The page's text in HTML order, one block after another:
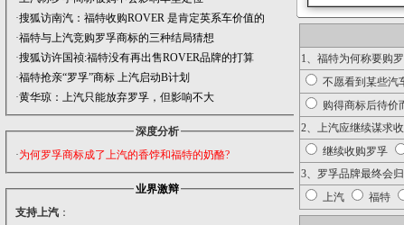
·搜狐访南汽：福特收购ROVER 是肯定英系车价值的
·福特与上汽竞购罗孚商标的三种结局猜想
·搜狐访许国祯:福特没有再出售ROVER品牌的打算
·福特抢亲“罗孚”商标 上汽启动B计划
·黄华琼：上汽只能放弃罗孚，但影响不大
深度分析
·为何罗孚商标成了上汽的香饽和福特的奶酪?
业界激辩
支持上汽 ：
1、福特为何称要购
不愿看到某些汽
购得商标后待价
2、上汽应继续谋求
继续收购罗孚
3、罗孚品牌最终会
上汽
福特